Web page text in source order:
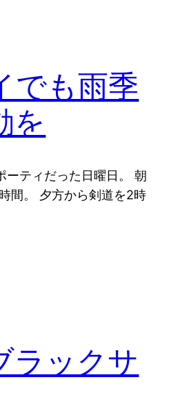
でも雨季
を
ーティだった日曜日。 朝
間。 夕方から剣道を2時
ラックサ